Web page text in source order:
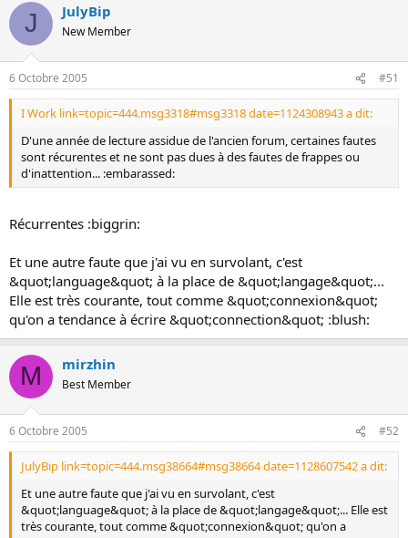
J JulyBip
New Member
6 Octobre 2005 #51
I Work link=topic=444.msg3318#msg3318 date=1124308943 a dit:
D'une année de lecture assidue de l'ancien forum, certaines fautes
sont récurentes et ne sont pas dues à des fautes de frappes ou
d'inattention... :embarassed:
Récurrentes :biggrin:
Et une autre faute que j'ai vu en survolant, c'est
&quot;language&quot; à la place de &quot;langage&quot;...
Elle est très courante, tout comme &quot;connexion&quot;
qu'on a tendance à écrire &quot;connection&quot; :blush:
M mirzhin
Best Member
6 Octobre 2005 #52
JulyBip link=topic=444.msg38664#msg38664 date=1128607542 a dit:
Et une autre faute que j'ai vu en survolant, c'est
&quot;language&quot; à la place de &quot;langage&quot;... Elle est
très courante, tout comme &quot;connexion&quot; qu'on a